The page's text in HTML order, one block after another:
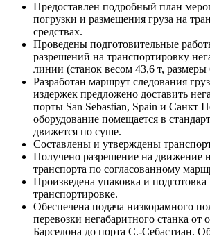
Предоставлен подробный план
погрузки и размещения груза на
средствах.
Проведены подготовительные
разрешений на транспортировку
линии (станок весом 43,6 т,
Разработан маршрут следования
издержек предложено доставить
порты San Sebastian, Spain и Санкт
оборудование помещается в
движется по суше.
Составлены и утверждены
Получено разрешение на движение
транспорта по согласованному
Произведена упаковка и подготовка
транспортировке.
Обеспечена подача низкорамного
перевозки негабаритного станка от
Барселона до порта С.-Себастиан.